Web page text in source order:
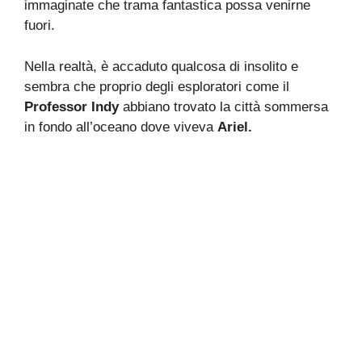
immaginate che trama fantastica possa venirne
fuori.
Nella realtà, è accaduto qualcosa di insolito e
sembra che proprio degli esploratori come il
Professor Indyabbiano trovato la città sommersa
in fondo all’oceano dove viveva Ariel.